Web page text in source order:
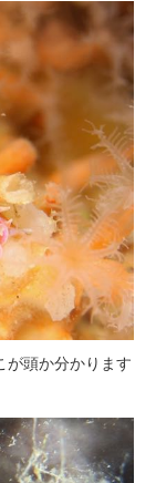
が頭か分かります